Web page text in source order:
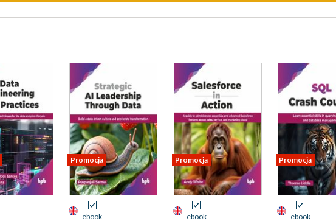
Promocja
ebook
Promocja
ebook
Promocja
ebook